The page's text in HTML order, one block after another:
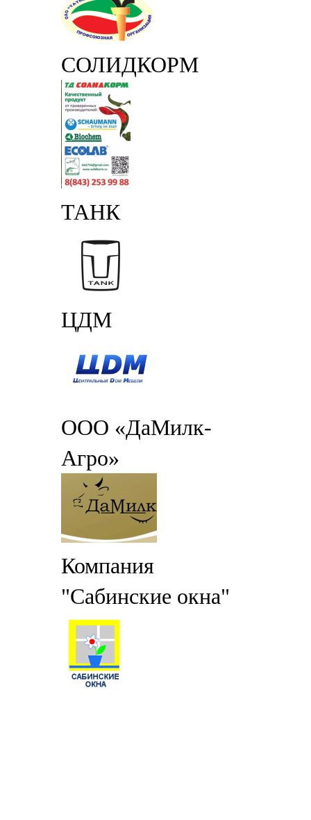
СОЛИДКОРМ
ТАНК
ЦДМ
ООО «ДаМилк-
Агро»
Компания
"Сабинские окна"